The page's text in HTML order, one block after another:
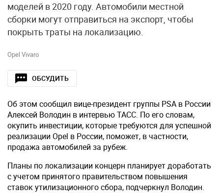
моделей в 2020 году. Автомобили местной
сборки могут отправиться на экспорт, чтобы
покрыть траты на локализацию.
Opel Vivaro
ОБСУДИТЬ
Об этом сообщил вице-президент группы PSA в России
Алексей Володин в интервью ТАСС. По его словам,
окупить инвестиции, которые требуются для успешной
реализации Opel в России, поможет, в частности,
продажа автомобилей за рубеж.
Планы по локализации концерн планирует доработать
с учетом принятого правительством повышения
ставок утилизационного сбора, подчеркнул Володин.